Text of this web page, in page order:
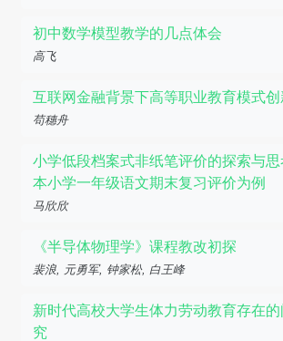
初中数学模型教学的几点体会
高飞
互联网金融背景下高等职业教育模式创
苟穗舟
小学低段档案式非纸笔评价的探索与
本小学一年级语文期末复习评价为例
马欣欣
《半导体物理学》课程教改初探
裴浪, 元勇军, 钟家松, 白王峰
新时代高校大学生体力劳动教育存在
究